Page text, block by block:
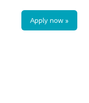
Apply now »